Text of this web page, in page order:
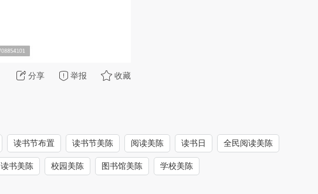
分享 举报 收藏
读书节布置 读书节美陈 阅读美陈 读书日 全民阅读美陈
读书美陈 校园美陈 图书馆美陈 学校美陈